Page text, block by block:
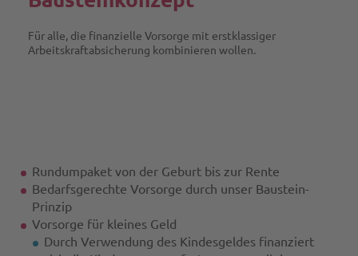
Für alle, die finanzielle Vorsorge mit erstklassiger
Arbeitskraftabsicherung kombinieren wollen.
Rundumpaket von der Geburt bis zur Rente
Bedarfsgerechte Vorsorge durch unser Baustein-
Prinzip
Vorsorge für kleines Geld
Durch Verwendung des Kindesgeldes finanziert